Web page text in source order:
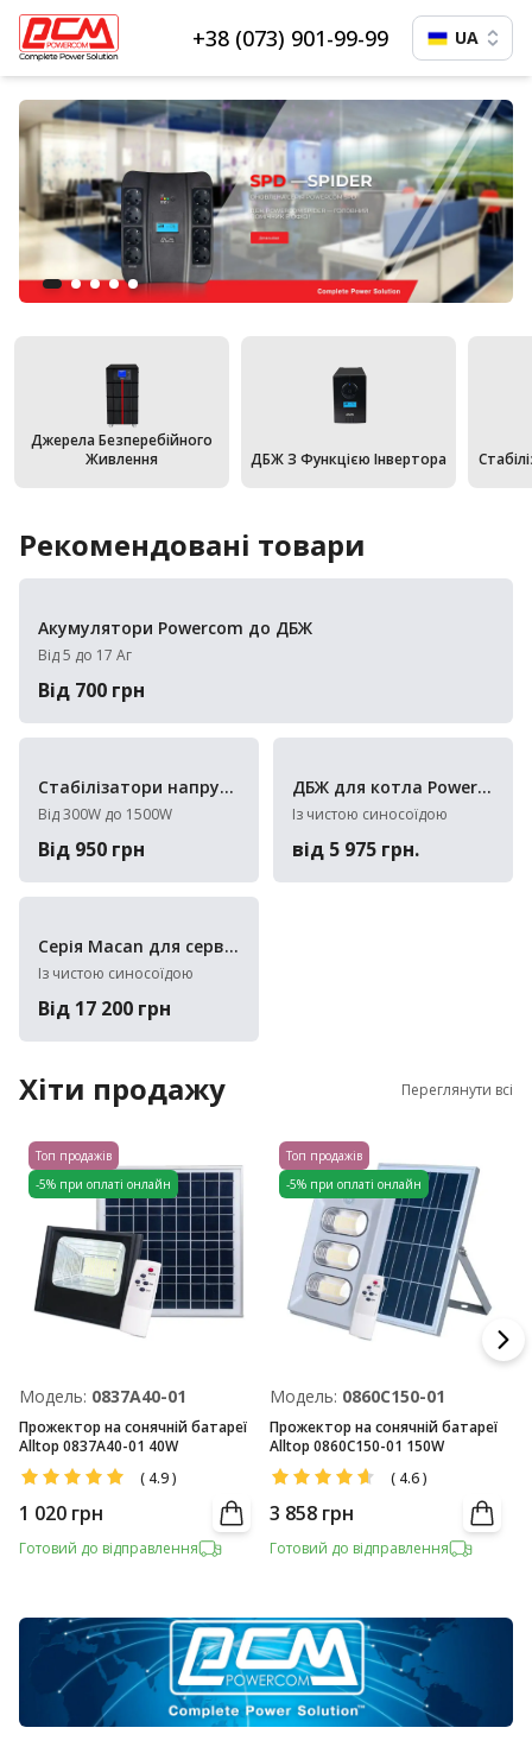
+38 (073) 901-99-99 UA
Джерела Безперебійного
Живлення
ДБЖ З Функцією Інвертора
Рекомендовані товари
Акумулятори Powercom до ДБЖ
Від 5 до 17 Аг
Від 700 грн
Стабілізатори напруги Powercom
Від 300W до 1500W
Від 950 грн
ДБЖ для котла Powercom
Із чистою синосоїдою
від 5 975 грн.
Серія Macan для серверів
Із чистою синосоїдою
Від 17 200 грн
Хіти продажу Переглянути всі
Топ продажів
-5% при оплаті онлайн
Модель: 0837A40-01
Прожектор на сонячній батареї
Alltop 0837A40-01 40W
( 4.9)
1 020 грн
Готовий до відправлення
Топ продажів
-5% при оплаті онлайн
Модель: 0860C150-01
Прожектор на сонячній батареї
Alltop 0860C150-01 150W
( 4.6)
3 858 грн
Готовий до відправлення